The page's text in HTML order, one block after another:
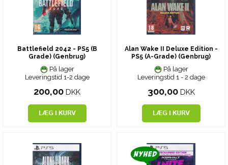
Battlefield 2042 - PS5 (B
Grade) (Genbrug)
På lager
Leveringstid 1-2 dage
200,00 DKK
Alan Wake II Deluxe Edition -
PS5 (A-Grade) (Genbrug)
På lager
Leveringstid 1 - 2 dage
300,00 DKK